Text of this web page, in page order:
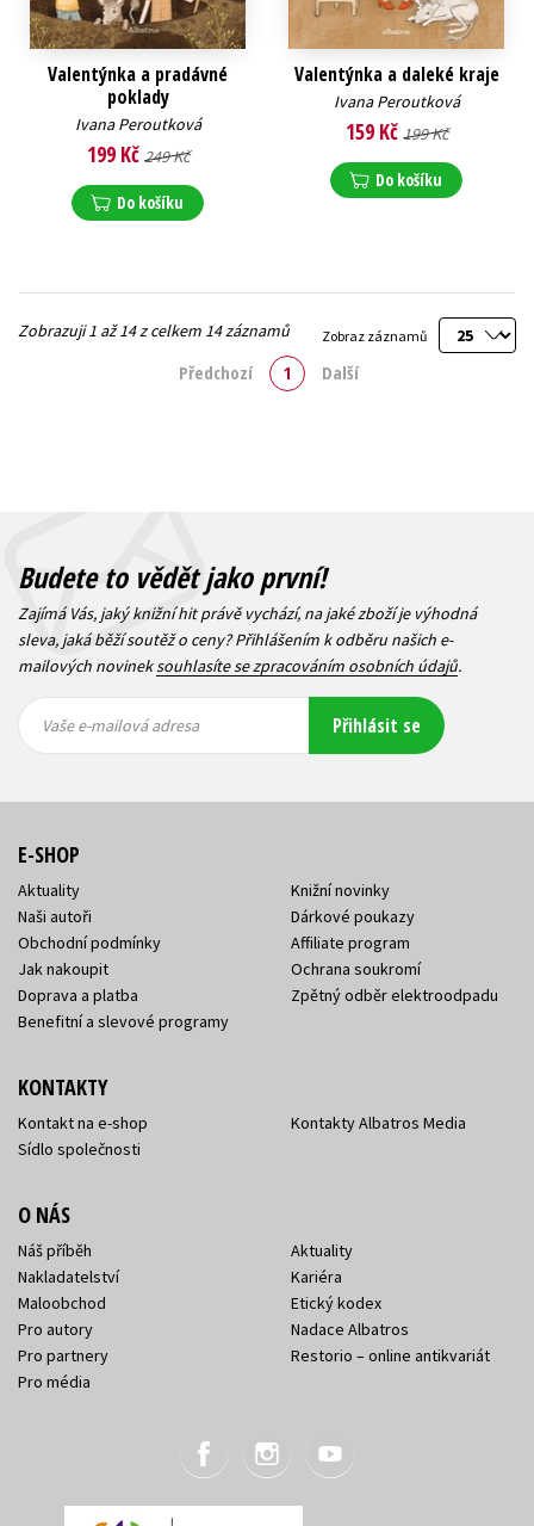
Valentýnka a pradávné
poklady
Ivana Peroutková
199 Kč 249 Kč
Do košíku
Valentýnka a daleké kraje
Ivana Peroutková
159 Kč 199 Kč
Do košíku
Zobraz záznamů
Zobrazuji 1 až 14 z celkem 14 záznamů
Předchozí 1 Další
Budete to vědět jako první!
Zajímá Vás, jaký knižní hit právě vychází, na jaké zboží je výhodná
sleva, jaká běží soutěž o ceny? Přihlášením k odběru našich e-
mailových novineksouhlasíte se zpracováním osobních údajů.
mailová
mailová
Vaše e-mailová adresa Přihlásit se
E-SHOP
Aktuality
Naši autoři
Obchodní podmínky
Jak nakoupit
Doprava a platba
Benefitní a slevové programy
Knižní novinky
Dárkové poukazy
Affiliate program
Ochrana soukromí
Zpětný odběr elektroodpadu
KONTAKTY
Kontakt na e-shop
Sídlo společnosti
Kontakty Albatros Media
O NÁS
Náš příběh
Nakladatelství
Maloobchod
Pro autory
Pro partnery
Pro média
Aktuality
Kariéra
Etický kodex
Nadace Albatros
Restorio – online antikvariát